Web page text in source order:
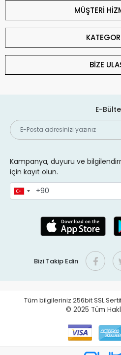
MÜŞTERİ
BİZE
E-
Kampanya, duyuru ve
için kayıt olun.
Bizi Takip Edin
Tüm bilgileriniz 256bit SSL
© 2025 Tüm